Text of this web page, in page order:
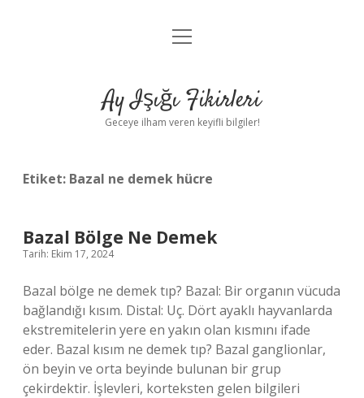
Anasayfa
Yasal Uyarı
menüyü
Ay Işığı Fikirleri
Geceye ilham veren keyifli bilgiler!
Etiket: Bazal ne demek hücre
Bazal Bölge Ne Demek
Tarih: Ekim 17, 2024
Bazal bölge ne demek tıp? Bazal: Bir organın vücuda
bağlandığı kısım. Distal: Uç. Dört ayaklı hayvanlarda
ekstremitelerin yere en yakın olan kısmını ifade
eder. Bazal kısım ne demek tıp? Bazal ganglionlar,
ön beyin ve orta beyinde bulunan bir grup
çekirdektir. İşlevleri, korteksten gelen bilgileri